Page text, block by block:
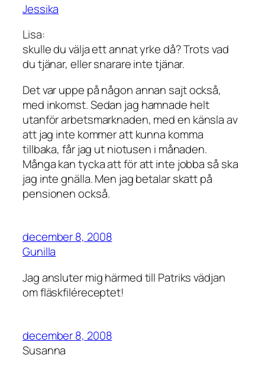
Jessika
Lisa:
skulle du välja ett annat yrke då? Trots vad
du tjänar, eller snarare inte tjänar.
Det var uppe på någon annan sajt också,
med inkomst. Sedan jag hamnade helt
utanför arbetsmarknaden, med en känsla av
att jag inte kommer att kunna komma
tillbaka, får jag ut niotusen i månaden.
Många kan tycka att för att inte jobba så ska
jag inte gnälla. Men jag betalar skatt på
pensionen också.
december 8, 2008
Gunilla
Jag ansluter mig härmed till Patriks vädjan
om fläskfiléreceptet!
december 8, 2008
Susanna